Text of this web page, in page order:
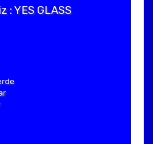
: YES GLASS